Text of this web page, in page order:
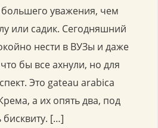
уважения, чем
или садик. Сегодняшний
нести в ВУЗы и даже
бы все ахнули, но для
Это gateau аrabica
а их опять два, под
бисквиту. […]